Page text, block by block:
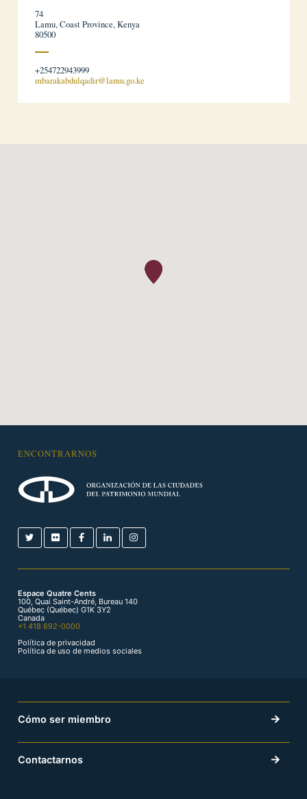
74
Lamu, Coast Province, Kenya
80500
+254722943999
mbarakabdulqadir@lamu.go.ke
ENCONTRARNOS
Espace Quatre Cents
100, Quai Saint-André, Bureau 140
Québec (Québec) G1K 3Y2
Canada
+1 418 692-0000
Política de privacidad
Política de uso de medios sociales
Cómo ser miembro
Contactarnos